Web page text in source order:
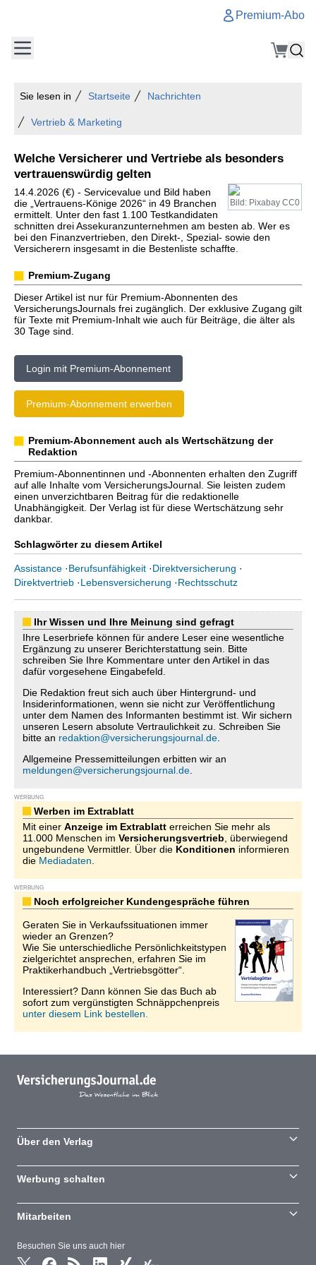
Premium-Abo
Sie lesen in Startseite Nachrichten
Vertrieb & Marketing
Welche Versicherer und Vertriebe als besonders
vertrauenswürdig gelten
Bild: Pixabay CC0
14.4.2026 (€) - Servicevalue und Bild haben
die „Vertrauens-Könige 2026“ in 49 Branchen
ermittelt. Unter den fast 1.100 Testkandidaten
schnitten drei Assekuranzunternehmen am besten ab. Wer es
bei den Finanzvertrieben, den Direkt-, Spezial- sowie den
Versicherern insgesamt in die Bestenliste schaffte.
Premium-Zugang
Dieser Artikel ist nur für Premium-Abonnenten des
VersicherungsJournals frei zugänglich. Der exklusive Zugang gilt
für Texte mit Premium-Inhalt wie auch für Beiträge, die älter als
30 Tage sind.
Login mit Premium-Abonnement
Premium-Abonnement erwerben
Premium-Abonnement auch als Wertschätzung der
Redaktion
Premium-Abonnentinnen und -Abonnenten erhalten den Zugriff
auf alle Inhalte vom VersicherungsJournal. Sie leisten zudem
einen unverzichtbaren Beitrag für die redaktionelle
Unabhängigkeit. Der Verlag ist für diese Wertschätzung sehr
dankbar.
Schlagwörter zu diesem Artikel
Assistance ·Berufsunfähigkeit ·Direktversicherung ·
Direktvertrieb ·Lebensversicherung ·Rechtsschutz
Ihr Wissen und Ihre Meinung sind gefragt
Ihre Leserbriefe können für andere Leser eine wesentliche
Ergänzung zu unserer Berichterstattung sein. Bitte
schreiben Sie Ihre Kommentare unter den Artikel in das
dafür vorgesehene Eingabefeld.
Die Redaktion freut sich auch über Hintergrund- und
Insiderinformationen, wenn sie nicht zur Veröffentlichung
unter dem Namen des Informanten bestimmt ist. Wir sichern
unseren Lesern absolute Vertraulichkeit zu. Schreiben Sie
bitte an redaktion@versicherungsjournal.de
Allgemeine Pressemitteilungen erbitten wir an
meldungen@versicherungsjournal.de
WERBUNG
Werben im Extrablatt
Mit einer Anzeige im Extrablatt erreichen Sie mehr als
11.000 Menschen im Versicherungsvertrieb , überwiegend
ungebundene Vermittler. Über die Konditionen informieren
die Mediadaten
WERBUNG
Noch erfolgreicher Kundengespräche führen
Geraten Sie in Verkaufssituationen immer
wieder an Grenzen?
Wie Sie unterschiedliche Persönlichkeitstypen
zielgerichtet ansprechen, erfahren Sie im
Praktikerhandbuch „Vertriebsgötter“.
Interessiert? Dann können Sie das Buch ab
sofort zum vergünstigten Schnäppchenpreis
unter diesem Link bestellen.
Besuchen Sie uns auch hier
Über den Verlag
Werbung schalten
Mitarbeiten